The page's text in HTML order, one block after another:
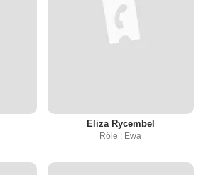
Eliza Rycembel
Rôle : Ewa